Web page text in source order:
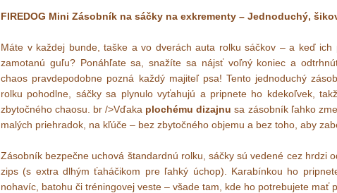
FIREDOG Mini Zásobník na sáčky na exkrementy – Jednoduchý,
Máte v každej bunde, taške a vo dverách auta rolku sáčkov – a keď ich
zamotanú guľu? Ponáhľate sa, snažíte sa nájsť voľný koniec a
chaos pravdepodobne pozná každý majiteľ psa! Tento jednoduchý
rolku pohodlne, sáčky sa plynulo vyťahujú a pripnete ho kdekoľvek,
zbytočného chaosu. br />Vďaka plochému dizajnu sa zásobník ľahko
malých priehradok, na kľúče – bez zbytočného objemu a bez toho, aby
Zásobník bezpečne uchová štandardnú rolku, sáčky sú vedené cez hrdzi
zips (s extra dlhým ťaháčikom pre ľahký úchop). Karabínkou ho
nohavíc, batohu či tréningovej veste – všade tam, kde ho potrebujete mať